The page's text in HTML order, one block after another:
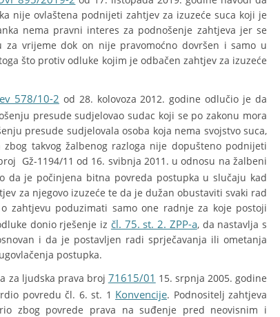
nije ovlaštena podnijeti zahtjev za izuzeće suca koji je
nema pravni interes za podnošenje zahtjeva jer se
vrijeme dok on nije pravomoćno dovršen i samo u
što protiv odluke kojim je odbačen zahtjev za izuzeće
578/10-2 od 28. kolovoza 2012. godine odlučio je da
presude sudjelovao sudac koji se po zakonu mora
presude sudjelovala osoba koja nema svojstvo suca,
takvog žalbenog razloga nije dopušteno podnijeti
Gž-1194/11 od 16. svibnja 2011. u odnosu na žalbeni
da je počinjena bitna povreda postupka u slučaju kad
za njegovo izuzeće te da je dužan obustaviti svaki rad
poduzimati samo one radnje za koje postoji
donio rješenje iz čl. 75. st. 2. ZPP-a, da nastavlja s
i da je postavljen radi sprječavanja ili ometanja
postupka.
za ljudska prava broj 71615/01 15. srpnja 2005. godine
povredu čl. 6. st. 1 Konvencije. Podnositelj zahtjeva
zbog povrede prava na suđenje pred neovisnim i